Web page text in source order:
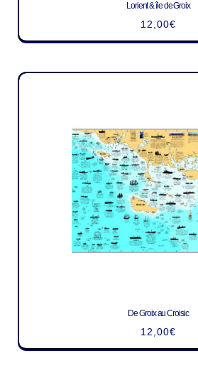
Lorient & île de Groix
12,00€
De Groix au Croisic
12,00€